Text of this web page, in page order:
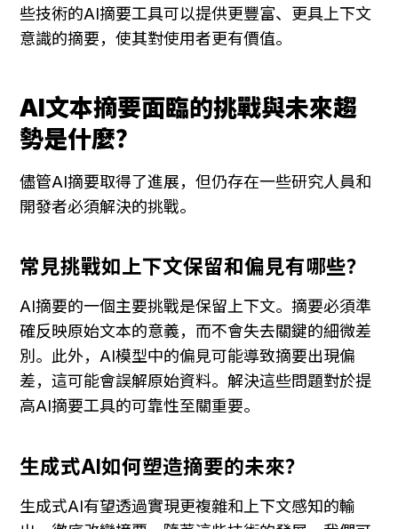
些技術的AI摘要工具可以提供更豐富、更具上下文
意識的摘要，使其對使用者更有價值。
AI文本摘要面臨的挑戰與未來趨
勢是什麼？
儘管AI摘要取得了進展，但仍存在一些研究人員和
開發者必須解決的挑戰。
常見挑戰如上下文保留和偏見有哪些？
AI摘要的一個主要挑戰是保留上下文。摘要必須準
確反映原始文本的意義，而不會失去關鍵的細微差
別。此外，AI模型中的偏見可能導致摘要出現偏
差，這可能會誤解原始資料。解決這些問題對於提
高AI摘要工具的可靠性至關重要。
生成式AI如何塑造摘要的未來？
生成式AI有望透過實現更複雜和上下文感知的輸